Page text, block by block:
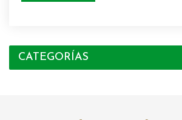
CATEGORÍAS